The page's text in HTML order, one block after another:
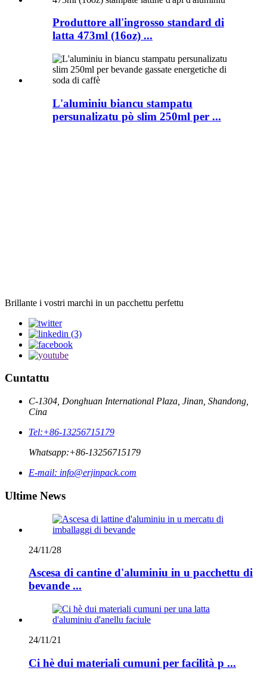
Produttore all'ingrosso standard di
latta 473ml (16oz) ...
L'aluminiu biancu stampatu
persunalizatu pò slim 250ml per ...
Brillante i vostri marchi in un pacchettu perfettu
Cuntattu
C-1304, Donghuan International Plaza, Jinan, Shandong,
Cina
Tel:+86-13256715179
Whatsapp:+86-13256715179
E-mail: info@erjinpack.com
Ultime News
24/11/28
Ascesa di cantine d'aluminiu in u pacchettu di
bevande ...
24/11/21
Ci hè dui materiali cumuni per facilità p ...